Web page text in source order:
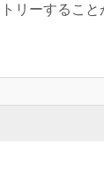
リーすること